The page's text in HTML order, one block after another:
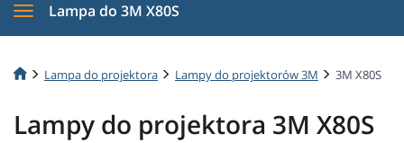
Lampa do 3M X80S
Lampa do projektora Lampy do projektorów 3M 3M X80S
Lampy do projektora 3M X80S